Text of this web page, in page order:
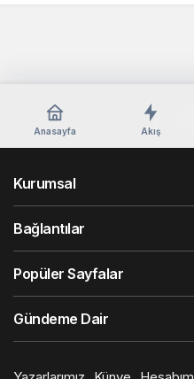
Anasayfa Akış
Kurumsal
Bağlantılar
Popüler Sayfalar
Gündeme Dair